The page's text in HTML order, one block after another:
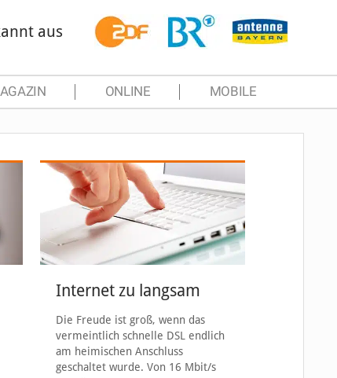
aus
ONLINE MOBILE
Internet zu langsam
Die Freude ist groß, wenn das
vermeintlich schnelle DSL endlich
am heimischen Anschluss
geschaltet wurde. Von 16 Mbit/s